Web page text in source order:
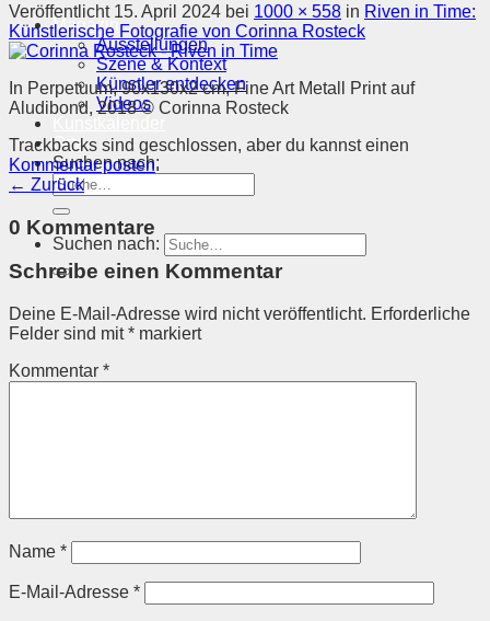
Magazin
Ausstellungen
Szene & Kontext
Künstler entdecken
Videos
Orte
Suchen nach:
Suchen nach:
Veröffentlicht 15. April 2024 bei 1000 × 558 in Riven in Time:
Künstlerische Fotografie von Corinna Rosteck
In Perpetuum, 90x130x2 cm, Fine Art Metall Print auf
Aludibond, 2018 © Corinna Rosteck
Trackbacks sind geschlossen, aber du kannst einen
Kommentar posten.
← Zurück
0 Kommentare
Schreibe einen Kommentar
Deine E-Mail-Adresse wird nicht veröffentlicht. Erforderliche
Felder sind mit* markiert
Kommentar *
Name *
E-Mail-Adresse *